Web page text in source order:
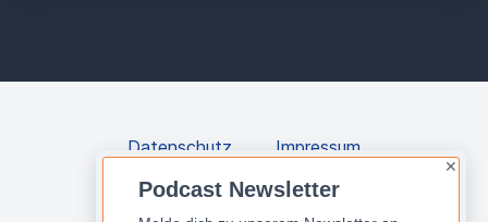
Datenschutz Impressum
Podcast Newsletter
✕